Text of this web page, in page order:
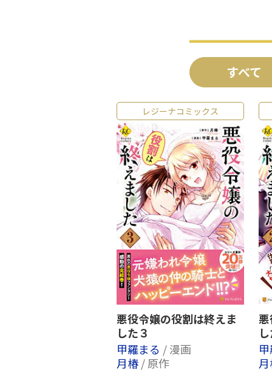
すべて
レジーナコミックス
悪役令嬢の役割は終えま
した３
甲羅まる / 漫画
月椿/ 原作